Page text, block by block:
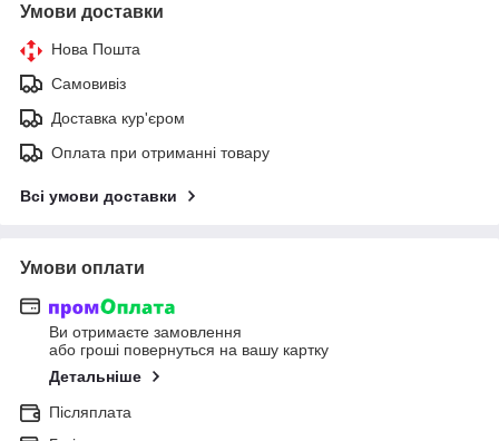
Умови доставки
Нова Пошта
Самовивіз
Доставка кур'єром
Оплата при отриманні товару
Всі умови доставки
Умови оплати
Ви отримаєте замовлення
або гроші повернуться на вашу картку
Детальніше
Післяплата